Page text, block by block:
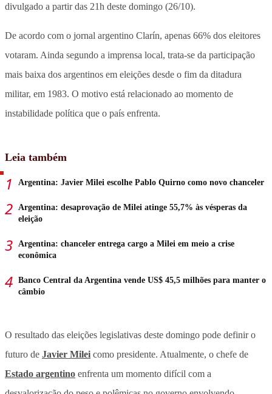
divulgado a partir das 21h deste domingo (26/10).
De acordo com o jornal argentino Clarín, apenas 66% dos eleitores
votaram. Ainda segundo a imprensa local, trata-se da participação
mais baixa dos argentinos em eleições desde o fim da ditadura
militar, em 1983. O motivo está relacionado ao momento de
instabilidade política que o país enfrenta.
Leia também
Argentina: Javier Milei escolhe Pablo Quirno como novo chanceler
Argentina: desaprovação de Milei atinge 55,7% às vésperas da
eleição
Argentina: chanceler entrega cargo a Milei em meio a crise
econômica
Banco Central da Argentina vende US$ 45,5 milhões para manter o
câmbio
O resultado das eleições legislativas deste domingo pode definir o
futuro de Javier Milei como presidente. Atualmente, o chefe de
Estado argentino enfrenta um momento difícil com a